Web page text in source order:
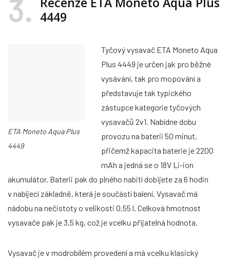
3
4449
ETA Moneto Aqua Plus
4449
Tyčový vysavač ETA Moneto Aqua
Plus 4449 je určen jak pro běžné
vysávání, tak pro mopování a
představuje tak typického
zástupce kategorie tyčových
vysavačů 2v1. Nabídne dobu
provozu na baterii 50 minut,
přičemž kapacita baterie je 2200
mAh a jedná se o 18V Li-ion
akumulátor. Baterii pak do plného nabití dobijete za 6 hodin
v nabíjecí základně, která je součástí balení. Vysavač má
nádobu na nečistoty o velikosti 0,55 l. Celková hmotnost
vysavače pak je 3,5 kg, což je vcelku přijatelná hodnota.
Vysavač je v modrobílém provedení a má vcelku klasický